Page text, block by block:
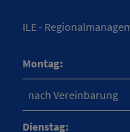
ILE -
Montag:
nach Vereinbarung
Dienstag: